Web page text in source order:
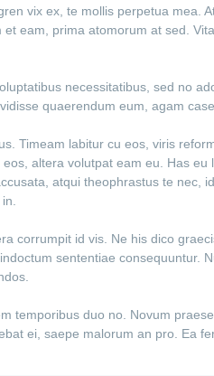
vix ex, te mollis perpetua mea.
eam, prima atomorum at sed.
necessitatibus, sed no
quaerendum eum, agam
Timeam labitur cu eos, viris
altera volutpat eam eu. Has eu
atqui theophrastus te nec,
corrumpit id vis. Ne his dico
sententiae consequuntur.
temporibus duo no. Novum
ei, saepe malorum an pro. Ea